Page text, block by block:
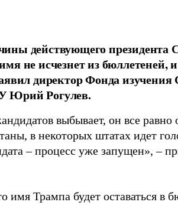
действующего
не исчезнет из бюллетеней,
директор Фонда
Юрий Рогулев.
выбывает, он все
в некоторых штатах идет
– процесс уже запущен», –
имя Трампа будет оставаться в